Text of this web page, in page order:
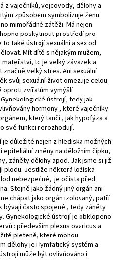
z vaječníků, vejcovody, dělohy a
způsobem symbolizuje ženu.
mimořádné zátěži. Má nejen
poskytnout prostředí pro
také ústrojí sexuální a sex od
Mít dítě s nějakým mužem,
to je velký závazek a
velký stres. Ani sexuální
svůj sexuální život omezuje celou
oproti zvířatům vymýšlí
ústrojí, tedy jak
hormony , které vaječníky
který tančí , jak hypofýza a
své funkci nerozhodují.
důležité nejen z hlediska možných
změny na děložním čípku,
záněty dělohy apod. Jak jsme si již
Jestliže některá ložiska
nebezpečné, je očista před
Stejně jako žádný jiný orgán ani
chápat jako orgán izolovaný, patří
bývají často spojené , tedy záněty
Gynekologické ústrojí je obklopeno
: především plexus ovaricus a
pleteně, které mohou
dělohy je i lymfatický systém a
může být ovlivňováno i